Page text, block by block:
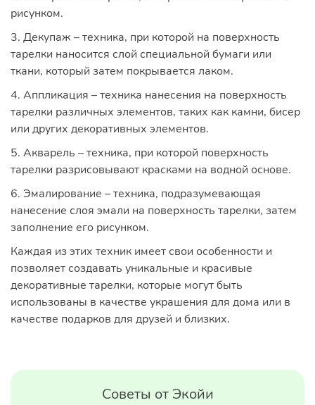
рисунком.
3. Декупаж – техника, при которой на поверхность
тарелки наносится слой специальной бумаги или
ткани, который затем покрывается лаком.
4. Аппликация – техника нанесения на поверхность
тарелки различных элементов, таких как камни, бисер
или других декоративных элементов.
5. Акварель – техника, при которой поверхность
тарелки разрисовывают красками на водной основе.
6. Эмалирование – техника, подразумевающая
нанесение слоя эмали на поверхность тарелки, затем
заполнение его рисунком.
Каждая из этих техник имеет свои особенности и
позволяет создавать уникальные и красивые
декоративные тарелки, которые могут быть
использованы в качестве украшения для дома или в
качестве подарков для друзей и близких.
Советы от Экойи